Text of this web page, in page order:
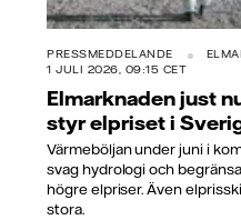
PRESSMEDDELANDE
1 JULI 2026, 09:15 CET
Elmarknaden just
styr elpriset i
Värmeböljan under juni i
svag hydrologi och
högre elpriser. Även
stora.